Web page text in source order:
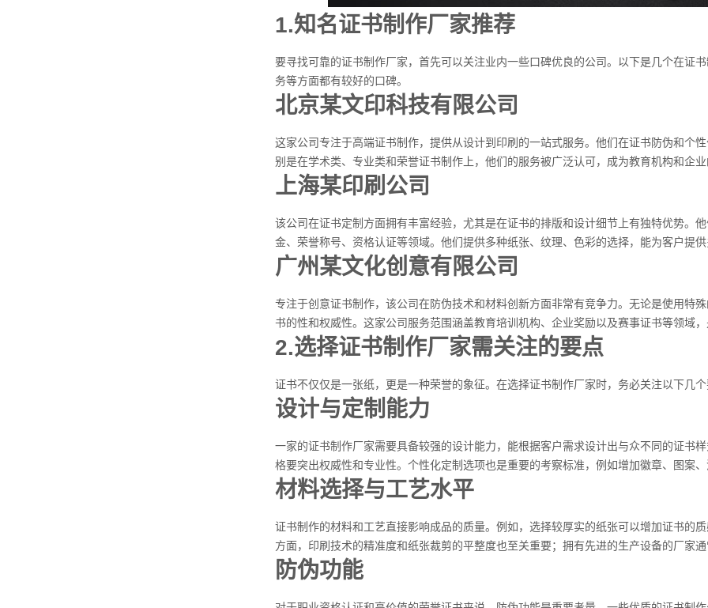
1.知名证书制作厂家推荐
要寻找可靠的证书制作厂家，首先可以关注业内一些口碑优良的公司。以下是几个在证
务等方面都有较好的口碑。
北京某文印科技有限公司
这家公司专注于高端证书制作，提供从设计到印刷的一站式服务。他们在证书防伪和个
别是在学术类、专业类和荣誉证书制作上，他们的服务被广泛认可，成为教育机构和企
上海某印刷公司
该公司在证书定制方面拥有丰富经验，尤其是在证书的排版和设计细节上有独特优势。
金、荣誉称号、资格认证等领域。他们提供多种纸张、纹理、色彩的选择，能为客户提
广州某文化创意有限公司
专注于创意证书制作，该公司在防伪技术和材料创新方面非常有竞争力。无论是使用特
书的性和权威性。这家公司服务范围涵盖教育培训机构、企业奖励以及赛事证书等领域
2.选择证书制作厂家需关注的要点
证书不仅仅是一张纸，更是一种荣誉的象征。在选择证书制作厂家时，务必关注以下几
设计与定制能力
一家的证书制作厂家需要具备较强的设计能力，能根据客户需求设计出与众不同的证书
格要突出权威性和专业性。个性化定制选项也是重要的考察标准，例如增加徽章、图案
材料选择与工艺水平
证书制作的材料和工艺直接影响成品的质量。例如，选择较厚实的纸张可以增加证书的
方面，印刷技术的精准度和纸张裁剪的平整度也至关重要；拥有先进的生产设备的厂家
防伪功能